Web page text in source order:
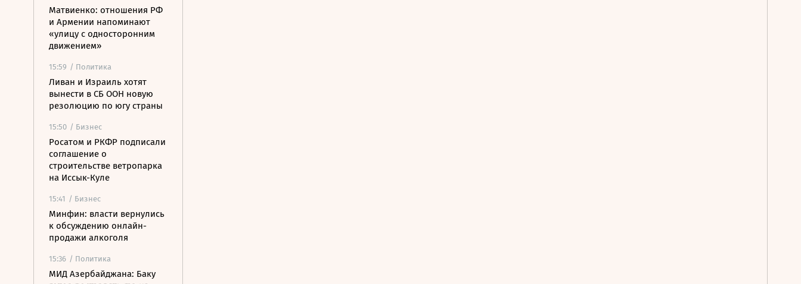
Матвиенко: отношения РФ
и Армении напоминают
«улицу с односторонним
движением»
15:59 / Политика
Ливан и Израиль хотят
вынести в СБ ООН новую
резолюцию по югу страны
15:50 / Бизнес
Росатом и РКФР подписали
соглашение о
строительстве ветропарка
на Иссык-Куле
15:41 / Бизнес
Минфин: власти вернулись
к обсуждению онлайн-
продажи алкоголя
15:36 / Политика
МИД Азербайджана: Баку